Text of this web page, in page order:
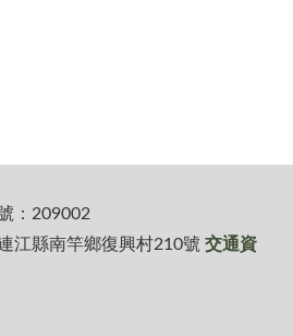
：209002
江縣南竿鄉復興村210號 交通資